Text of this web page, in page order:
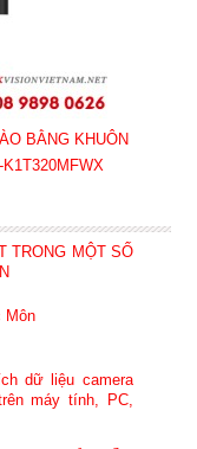
BẰNG KHUÔN
TRONG MỘT SỐ
Môn
dữ liệu camera
máy tính, PC,